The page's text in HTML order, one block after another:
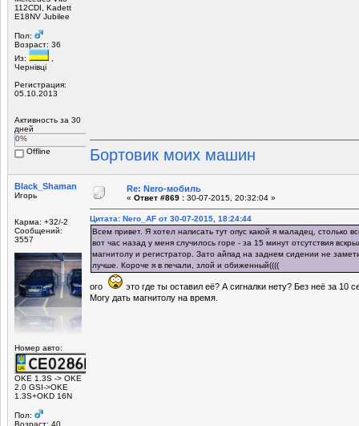
112CDI, Kadett
E18NV Jubilee
Пол:
Возраст: 36
Из:
Чернівці
Регистрация:
05.10.2013
Активность за 30
дней
0%
Offline
Бортовик моих машин
Black_Shaman
Игорь
Карма: +32/-2
Сообщений:
3557
Номер авто:
OKE 1.3S -> OKE
2.0 GSI->OKE
1.3S+OKD 16N
Пол:
Re: Nero-мобиль
« Ответ #869 : 30-07-2015, 20:32:04 »
Цитата: Nero_AF от 30-07-2015, 18:24:44
Всем привет. Я хотел написать тут опус какой я маладец, столько
вот час назад у меня случилось горе - за 15 минут отсутствия
магнитолу и регистратор. Зато айпад на заднем сидении не
лучше. Короче я в печали, злой и обиженный((((
ого
это где ты оставил её? А сигналки нету? Без неё за 10
Могу дать магнитолу на время.